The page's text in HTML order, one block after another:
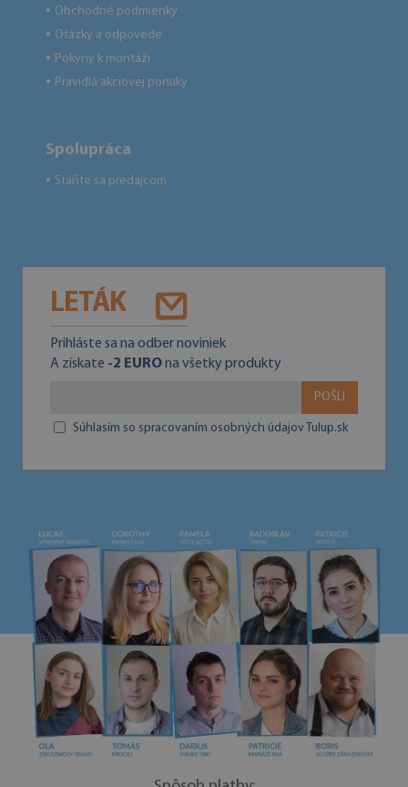
● Obchodné podmienky
● Otázky a odpovede
● Pokyny k montáži
● Pravidlá akciovej ponuky
Spolupráca
● Staňte sa predajcom
LETÁK
Prihláste sa na odber noviniek
A získate -2 EUROna všetky produkty
POŠLI
Súhlasím so spracovaním osobných údajov Tulup.sk